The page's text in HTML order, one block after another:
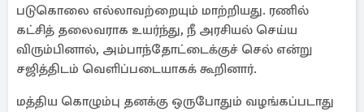
படுகொலை எல்லாவற்றையும் மாற்றியது. ரணில்
கட்சித் தலைவராக உயர்ந்து, நீ அரசியல் செய்ய
விரும்பினால், அம்பாந்தோட்டைக்குச் செல் என்று
சஜித்திடம் வெளிப்படையாகக் கூறினார்.
மத்திய கொழும்பு தனக்கு ஒருபோதும் வழங்கப்படாது